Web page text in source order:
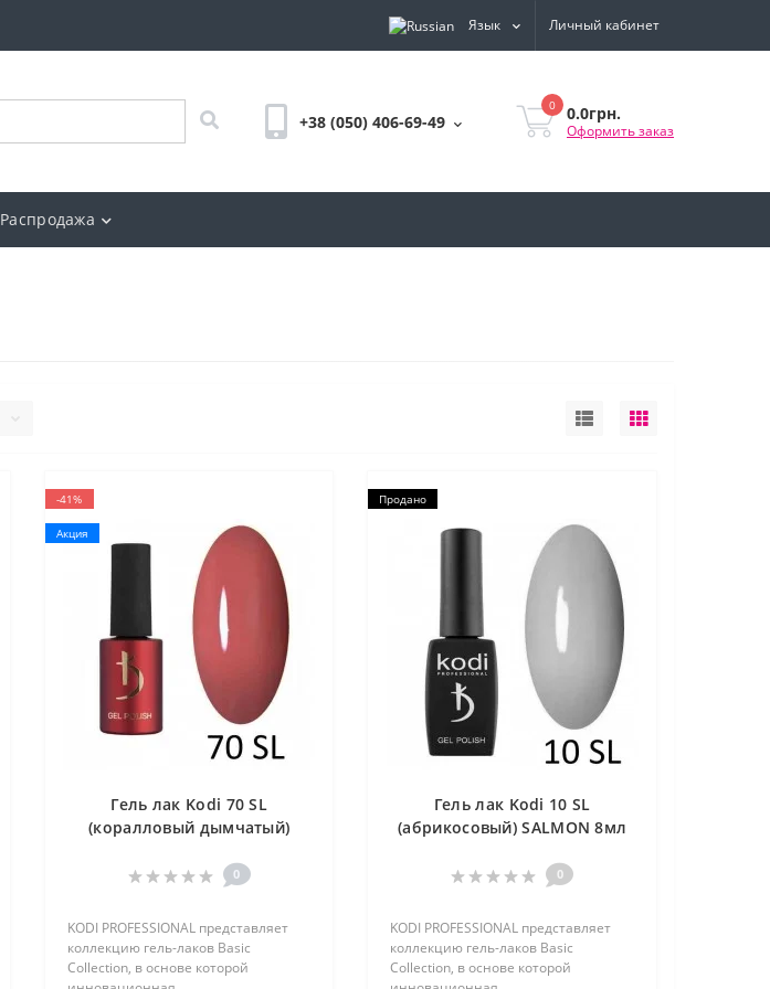
Язык Личный кабинет
+38 (050) 406-69-49
0 0.0грн.
Оформить заказ
Распродажа
-41%
Акция
Гель лак Kodi 70 SL
(коралловый дымчатый)
0
KODI PROFESSIONAL представляет
коллекцию гель-лаков Basic
Collection, в основе которой
Продано
Гель лак Kodi 10 SL
(абрикосовый) SALMON 8мл
0
KODI PROFESSIONAL представляет
коллекцию гель-лаков Basic
Collection, в основе которой